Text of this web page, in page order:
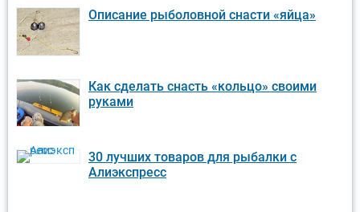
Описание рыболовной снасти «яйца»
Как сделать снасть «кольцо» своими
руками
30 лучших товаров для рыбалки с
Алиэкспресс